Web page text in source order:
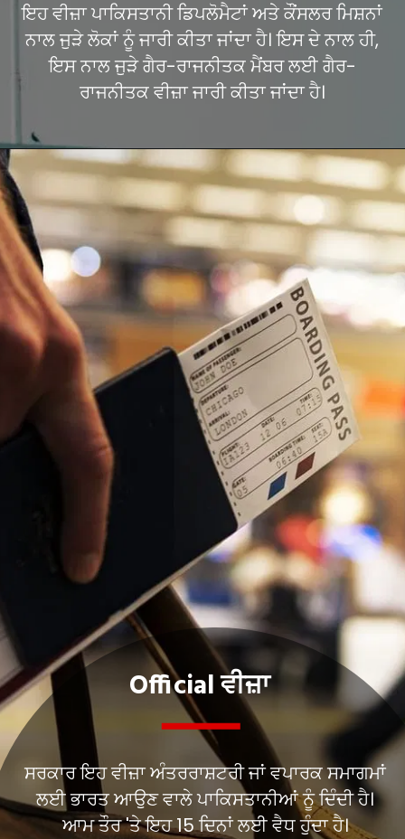
ਇਹ ਵੀਜ਼ਾ ਪਾਕਿਸਤਾਨੀ ਡਿਪਲੋਮੈਟਾਂ ਅਤੇ ਕੌਂਸਲਰ ਮਿਸ਼ਨਾਂ
ਨਾਲ ਜੁੜੇ ਲੋਕਾਂ ਨੂੰ ਜਾਰੀ ਕੀਤਾ ਜਾਂਦਾ ਹੈ। ਇਸ ਦੇ ਨਾਲ ਹੀ,
ਇਸ ਨਾਲ ਜੁੜੇ ਗੈਰ-ਰਾਜਨੀਤਕ ਮੈਂਬਰ ਲਈ ਗੈਰ-
ਸਰਕਾਰ ਇਹ ਵੀਜ਼ਾ ਅੰਤਰਰਾਸ਼ਟਰੀ ਜਾਂ ਵਪਾਰਕ ਸਮਾਗਮਾਂ
ਲਈ ਭਾਰਤ ਆਉਣ ਵਾਲੇ ਪਾਕਿਸਤਾਨੀਆਂ ਨੂੰ ਦਿੰਦੀ ਹੈ।
ਆਮ ਤੌਰ 'ਤੇ ਇਹ 15 ਦਿਨਾਂ ਲਈ ਵੈਧ ਹੁੰਦਾ ਹੈ।
Official ਵੀਜ਼ਾ